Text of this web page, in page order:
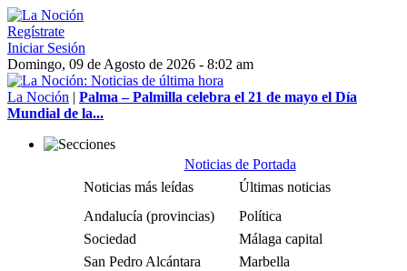
Regístrate
Iniciar Sesión
Domingo, 09 de Agosto de 2026 - 8:02 am
La Noción | Palma – Palmilla celebra el 21 de mayo el Día
Mundial de la...
Noticias de Portada
Noticias más leídas
Últimas noticias
Andalucía (provincias)
Política
Sociedad
Málaga capital
San Pedro Alcántara
Marbella